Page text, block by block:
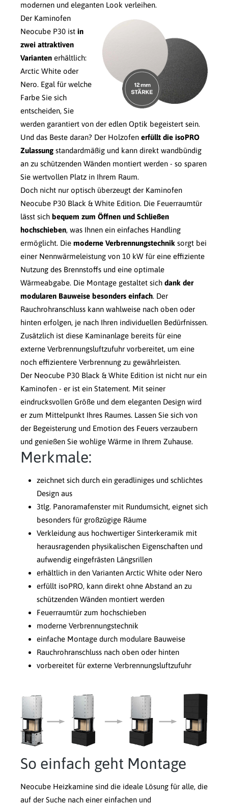
modernen und eleganten Look verleihen.
Der Kaminofen
Neocube P30 ist in
zwei attraktiven
Varianten erhältlich:
Arctic White oder
Nero. Egal für welche
Farbe Sie sich
entscheiden, Sie
werden garantiert von der edlen Optik begeistert sein.
Und das Beste daran? Der Holzofen erfüllt die isoPRO
Zulassung standardmäßig und kann direkt wandbündig
an zu schützenden Wänden montiert werden - so sparen
Sie wertvollen Platz in Ihrem Raum.
Doch nicht nur optisch überzeugt der Kaminofen
Neocube P30 Black & White Edition. Die Feuerraumtür
lässt sich bequem zum Öffnen und Schließen
hochschieben, was Ihnen ein einfaches Handling
ermöglicht. Die moderne Verbrennungstechnik sorgt bei
einer Nennwärmeleistung von 10 kW für eine effiziente
Nutzung des Brennstoffs und eine optimale
Wärmeabgabe. Die Montage gestaltet sich dank der
modularen Bauweise besonders einfach. Der
Rauchrohranschluss kann wahlweise nach oben oder
hinten erfolgen, je nach Ihren individuellen Bedürfnissen.
Zusätzlich ist diese Kaminanlage bereits für eine
externe Verbrennungsluftzufuhr vorbereitet, um eine
noch effizientere Verbrennung zu gewährleisten.
Der Neocube P30 Black & White Edition ist nicht nur ein
Kaminofen - er ist ein Statement. Mit seiner
eindrucksvollen Größe und dem eleganten Design wird
er zum Mittelpunkt Ihres Raumes. Lassen Sie sich von
der Begeisterung und Emotion des Feuers verzaubern
und genießen Sie wohlige Wärme in Ihrem Zuhause.
Merkmale:
zeichnet sich durch ein geradliniges und schlichtes
Design aus
3tlg. Panoramafenster mit Rundumsicht, eignet sich
besonders für großzügige Räume
Verkleidung aus hochwertiger Sinterkeramik mit
herausragenden physikalischen Eigenschaften und
aufwendig eingefrästen Längsrillen
erhältlich in den Varianten Arctic White oder Nero
erfüllt isoPRO, kann direkt ohne Abstand an zu
schützenden Wänden montiert werden
Feuerraumtür zum hochschieben
moderne Verbrennungstechnik
einfache Montage durch modulare Bauweise
Rauchrohranschluss nach oben oder hinten
vorbereitet für externe Verbrennungsluftzufuhr
So einfach geht Montage
Neocube Heizkamine sind die ideale Lösung für alle, die
auf der Suche nach einer einfachen und